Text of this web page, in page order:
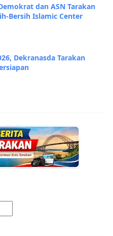
dan ASN Tarakan
Bersih Islamic Center
Dekranasda Tarakan